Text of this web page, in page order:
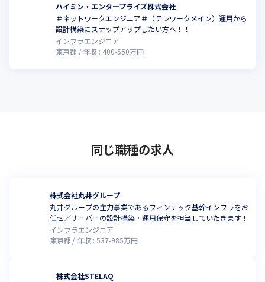
ハイミン・エンタープライズ株式会社
＃ネットワークエンジニア＃（テレワークメイン）運用から
設計構築にステップアップしたい方へ！！
インフラエンジニア
東京都
年収 : 400-550万円
同じ職種の求人
株式会社丸井グループ
丸井グループの主力事業であるフィンテック基幹インフラをお
任せ／サーバーの設計構築・運用保守を担当していたきます！
インフラエンジニア
東京都
年収 : 537-985万円
株式会社STELAQ